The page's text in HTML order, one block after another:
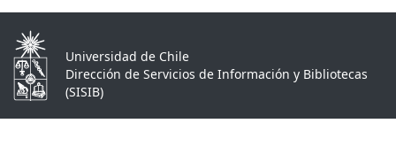
Universidad de Chile
Dirección de Servicios de Información y Bibliotecas
(SISIB)